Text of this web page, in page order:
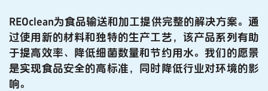
REOclean为食品输送和加工提供完整的解决方案。通
过使用新的材料和独特的生产工艺，该产品系列有助
于提高效率、降低细菌数量和节约用水。我们的愿景
是实现食品安全的高标准，同时降低行业对环境的影
响。